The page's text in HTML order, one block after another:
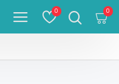
0 0